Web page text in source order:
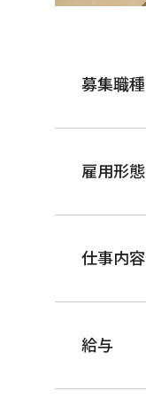
募集職種
雇用形態
仕事内容
給与